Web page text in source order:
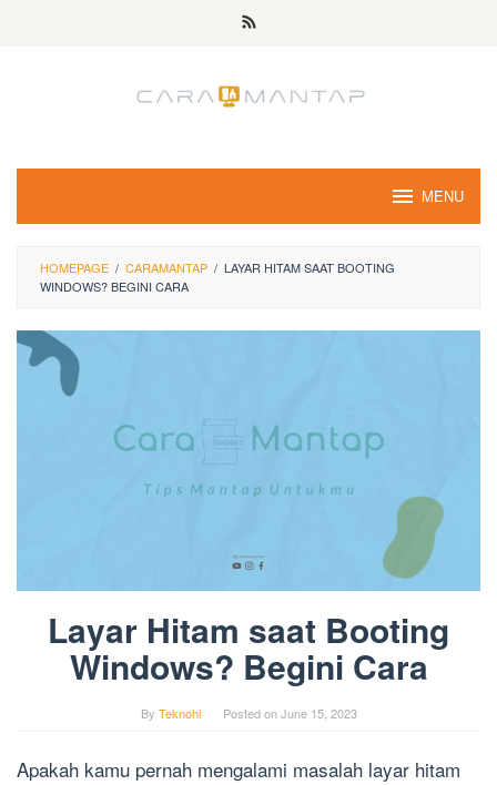
MENU
HOMEPAGE / CARAMANTAP / LAYAR HITAM SAAT BOOTING
WINDOWS? BEGINI CARA
Layar Hitam saat Booting
Windows? Begini Cara
By Teknohi Posted onJune 15, 2023
Apakah kamu pernah mengalami masalah layar hitam